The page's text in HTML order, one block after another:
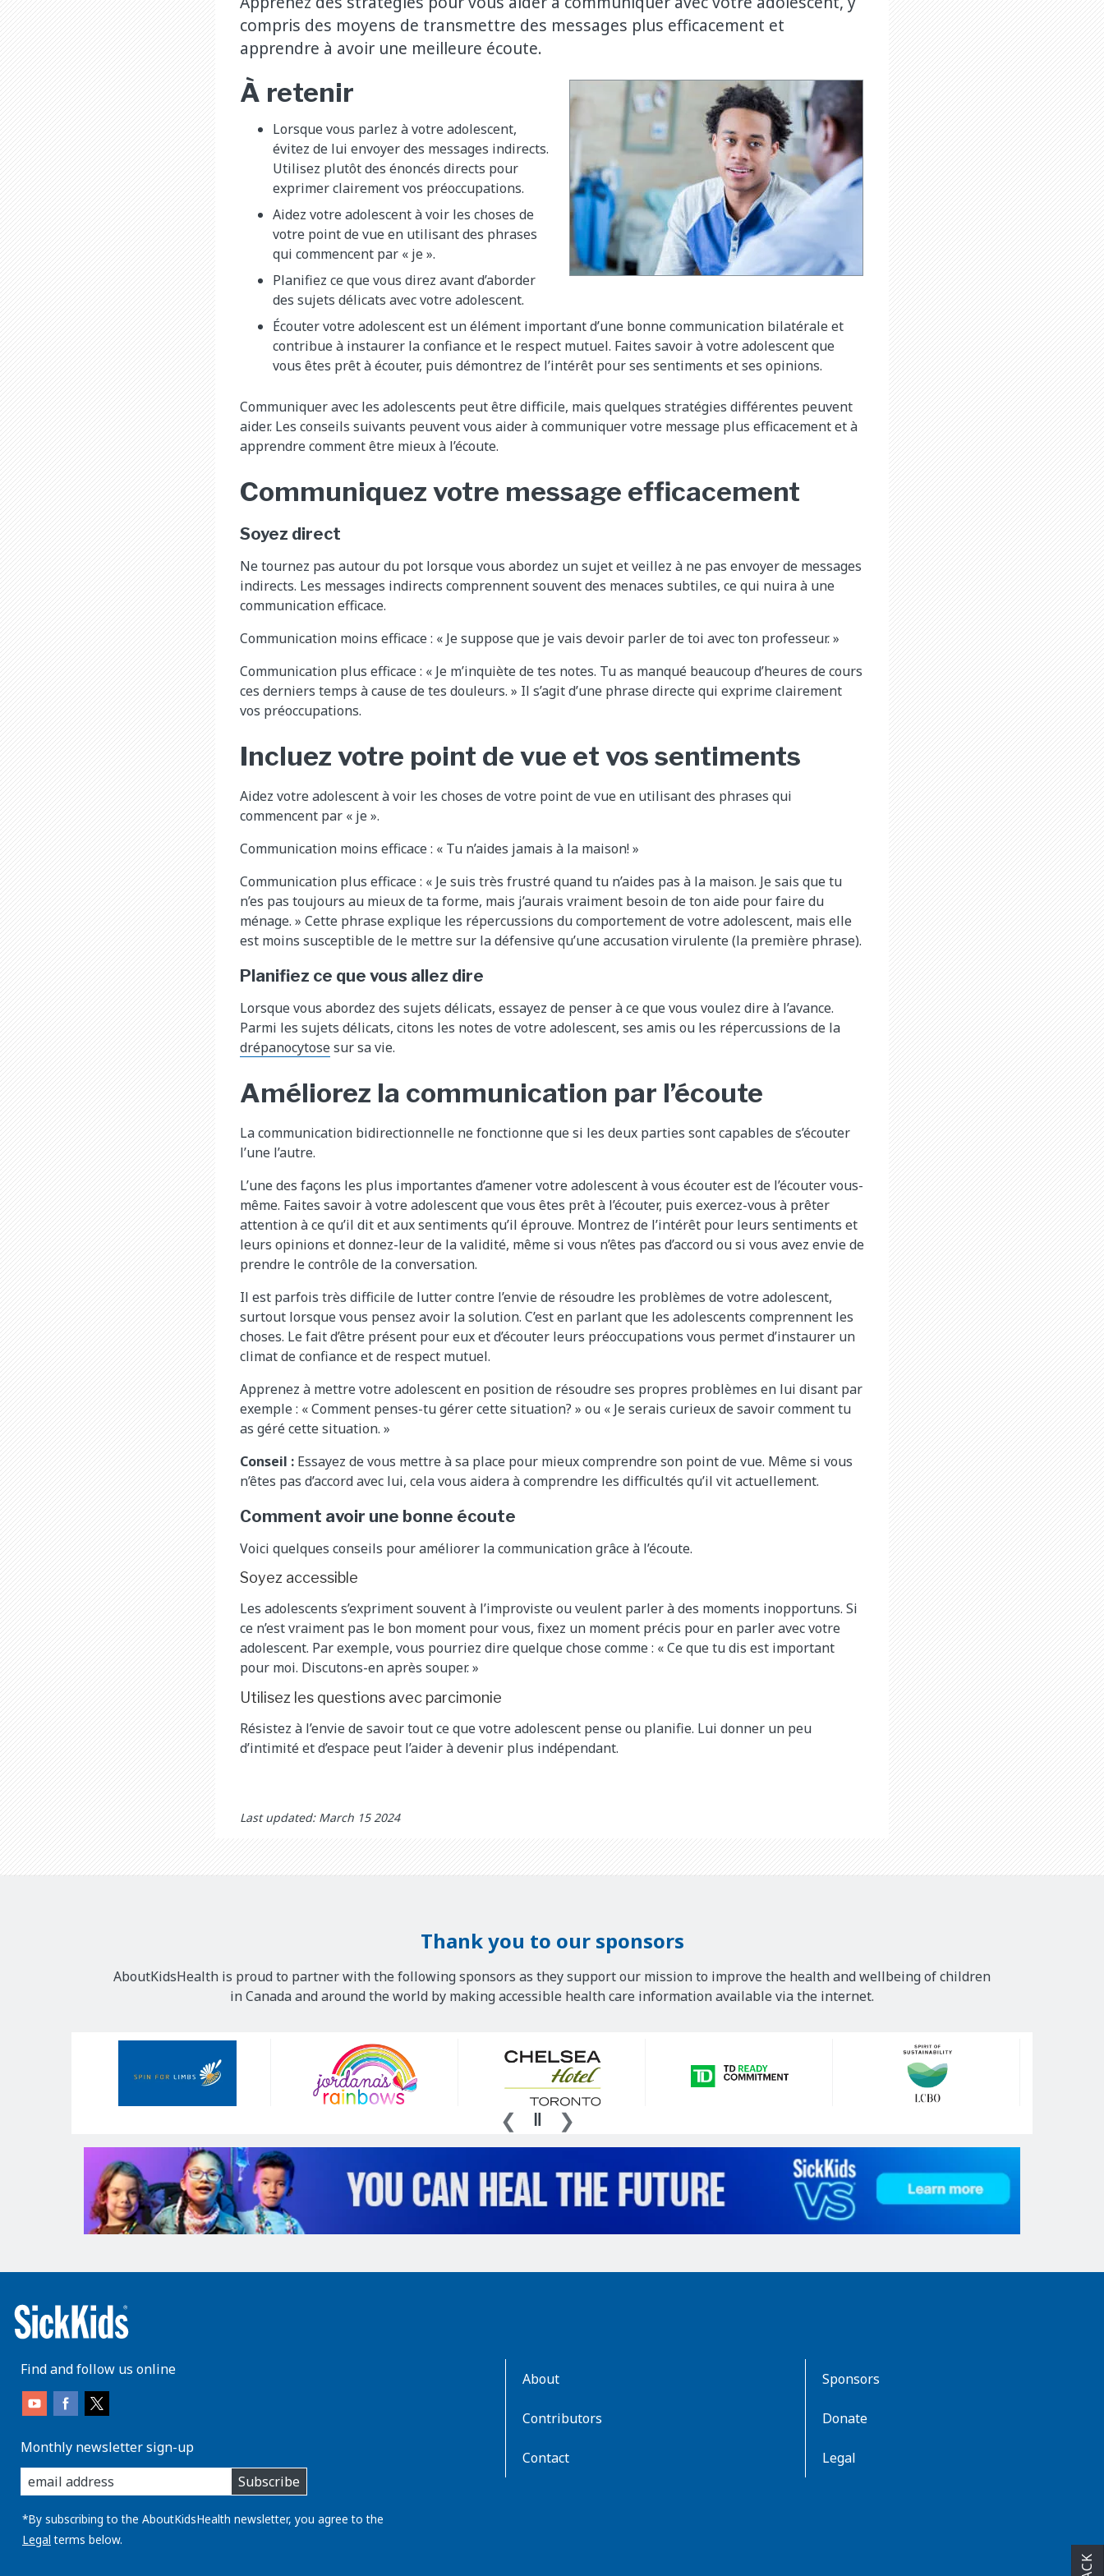
compris des moyens de transmettre des messages plus efficacement et
apprendre à avoir une meilleure écoute.
À retenir
Lorsque vous parlez à votre adolescent,
évitez de lui envoyer des messages indirects.
Utilisez plutôt des énoncés directs pour
exprimer clairement vos préoccupations.
Aidez votre adolescent à voir les choses de
votre point de vue en utilisant des phrases
qui commencent par « je ».
Planifiez ce que vous direz avant d’aborder
des sujets délicats avec votre adolescent.
Écouter votre adolescent est un élément important d’une bonne communication bilatérale et
contribue à instaurer la confiance et le respect mutuel. Faites savoir à votre adolescent que
vous êtes prêt à écouter, puis démontrez de l’intérêt pour ses sentiments et ses opinions.
Communiquer avec les adolescents peut être difficile, mais quelques stratégies différentes peuvent
aider. Les conseils suivants peuvent vous aider à communiquer votre message plus efficacement et à
apprendre comment être mieux à l’écoute.
Communiquez votre message efficacement
Soyez direct
Ne tournez pas autour du pot lorsque vous abordez un sujet et veillez à ne pas envoyer de messages
indirects. Les messages indirects comprennent souvent des menaces subtiles, ce qui nuira à une
communication efficace.
Communication moins efficace : « Je suppose que je vais devoir parler de toi avec ton professeur. »
Communication plus efficace : « Je m’inquiète de tes notes. Tu as manqué beaucoup d’heures de cours
ces derniers temps à cause de tes douleurs. » Il s’agit d’une phrase directe qui exprime clairement
vos préoccupations.
Incluez votre point de vue et vos sentiments
Aidez votre adolescent à voir les choses de votre point de vue en utilisant des phrases qui
commencent par « je ».
Communication moins efficace : « Tu n’aides jamais à la maison! »
Communication plus efficace : « Je suis très frustré quand tu n’aides pas à la maison. Je sais que tu
n’es pas toujours au mieux de ta forme, mais j’aurais vraiment besoin de ton aide pour faire du
ménage. » Cette phrase explique les répercussions du comportement de votre adolescent, mais elle
est moins susceptible de le mettre sur la défensive qu’une accusation virulente (la première phrase).
Planifiez ce que vous allez dire
Lorsque vous abordez des sujets délicats, essayez de penser à ce que vous voulez dire à l’avance.
Parmi les sujets délicats, citons les notes de votre adolescent, ses amis ou les répercussions de la
drépanocytosesur sa vie.
Améliorez la communication par l’écoute
La communication bidirectionnelle ne fonctionne que si les deux parties sont capables de s’écouter
l’une l’autre.
L’une des façons les plus importantes d’amener votre adolescent à vous écouter est de l’écouter vous-
même. Faites savoir à votre adolescent que vous êtes prêt à l’écouter, puis exercez-vous à prêter
attention à ce qu’il dit et aux sentiments qu’il éprouve. Montrez de l’intérêt pour leurs sentiments et
leurs opinions et donnez-leur de la validité, même si vous n’êtes pas d’accord ou si vous avez envie de
prendre le contrôle de la conversation.
Il est parfois très difficile de lutter contre l’envie de résoudre les problèmes de votre adolescent,
surtout lorsque vous pensez avoir la solution. C’est en parlant que les adolescents comprennent les
choses. Le fait d’être présent pour eux et d’écouter leurs préoccupations vous permet d’instaurer un
climat de confiance et de respect mutuel.
Apprenez à mettre votre adolescent en position de résoudre ses propres problèmes en lui disant par
exemple : « Comment penses-tu gérer cette situation? » ou « Je serais curieux de savoir comment tu
as géré cette situation. »
Conseil : Essayez de vous mettre à sa place pour mieux comprendre son point de vue. Même si vous
n’êtes pas d’accord avec lui, cela vous aidera à comprendre les difficultés qu’il vit actuellement.
Comment avoir une bonne écoute
Voici quelques conseils pour améliorer la communication grâce à l’écoute.
Soyez accessible
Les adolescents s’expriment souvent à l’improviste ou veulent parler à des moments inopportuns. Si
ce n’est vraiment pas le bon moment pour vous, fixez un moment précis pour en parler avec votre
adolescent. Par exemple, vous pourriez dire quelque chose comme : « Ce que tu dis est important
pour moi. Discutons-en après souper. »
Utilisez les questions avec parcimonie
Résistez à l’envie de savoir tout ce que votre adolescent pense ou planifie. Lui donner un peu
d’intimité et d’espace peut l’aider à devenir plus indépendant.
Last updated: March 15 2024
Thank you to our sponsors
AboutKidsHealth is proud to partner with the following sponsors as they support our mission to improve the health and wellbeing of children
in Canada and around the world by making accessible health care information available via the internet.
Find and follow us online
Monthly newsletter sign-up
enter
you
email
address:
Subscribe
*By subscribing to the AboutKidsHealth newsletter, you agree to the
Legal terms below.
About
Contributors
Contact
Sponsors
Donate
Legal